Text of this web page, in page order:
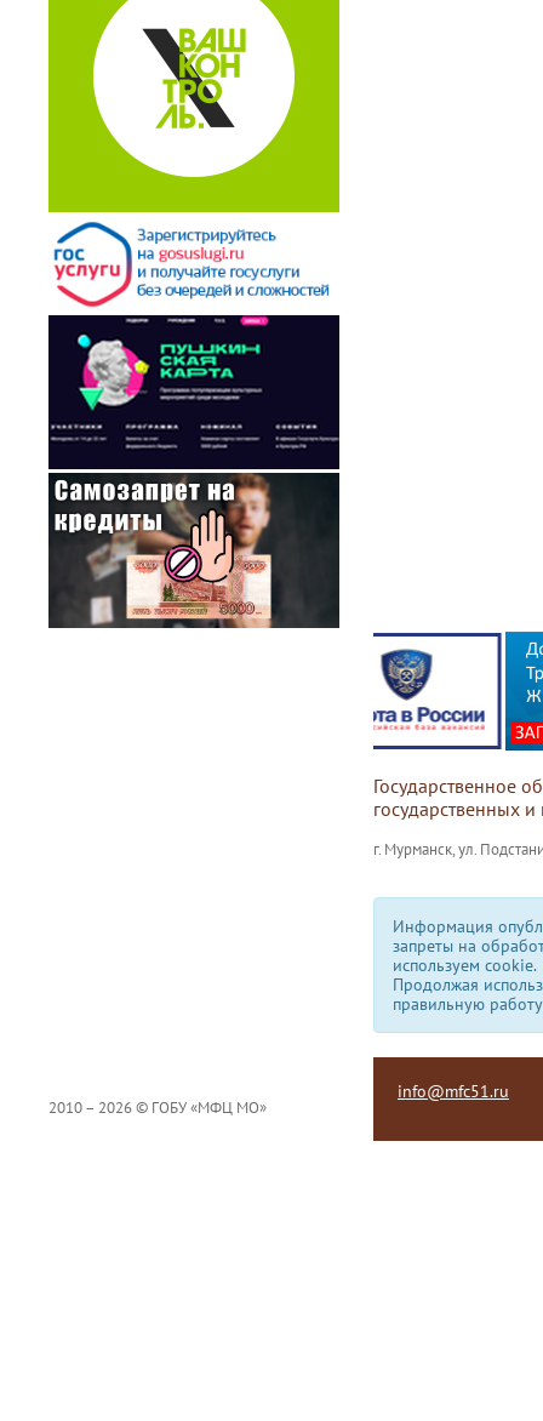
Государственное
государственных
г. Мурманск, ул.
Информация
запреты на
используем сookie.
Продолжая
правильную
2010 – 2026 © ГОБУ «МФЦ МО»
info@mfc51.ru